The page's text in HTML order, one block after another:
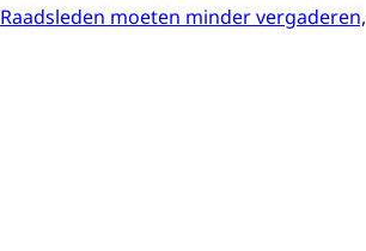
Raadsleden moeten minder vergaderen,